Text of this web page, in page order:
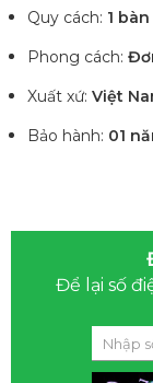
Quy cách: 1
Phong cách:
Xuất xứ: Việt
Bảo hành: 01
Để lại số